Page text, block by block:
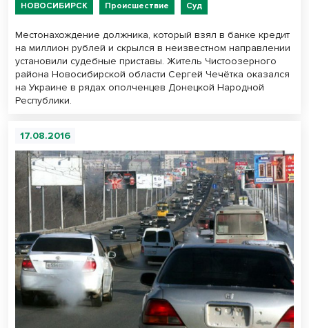
НОВОСИБИРСК Происшествие Суд
Местонахождение должника, который взял в банке кредит
на миллион рублей и скрылся в неизвестном направлении
установили судебные приставы. Житель Чистоозерного
района Новосибирской области Сергей Чечётка оказался
на Украине в рядах ополченцев Донецкой Народной
Республики.
17.08.2016